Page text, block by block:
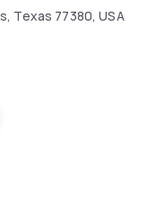
Texas 77380, USA